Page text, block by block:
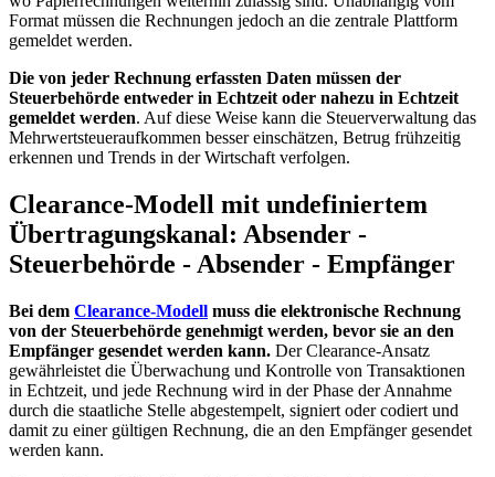
Format müssen die Rechnungen jedoch an die zentrale Plattform
gemeldet werden.
Die von jeder Rechnung erfassten Daten müssen der
Steuerbehörde entweder in Echtzeit oder nahezu in Echtzeit
gemeldet werden. Auf diese Weise kann die Steuerverwaltung das
Mehrwertsteueraufkommen besser einschätzen, Betrug frühzeitig
erkennen und Trends in der Wirtschaft verfolgen.
Clearance-Modell mit undefiniertem
Übertragungskanal: Absender -
Steuerbehörde - Absender - Empfänger
Bei dem Clearance-Modell muss die elektronische Rechnung
von der Steuerbehörde genehmigt werden, bevor sie an den
Empfänger gesendet werden kann. Der Clearance-Ansatz
gewährleistet die Überwachung und Kontrolle von Transaktionen
in Echtzeit, und jede Rechnung wird in der Phase der Annahme
durch die staatliche Stelle abgestempelt, signiert oder codiert und
damit zu einer gültigen Rechnung, die an den Empfänger gesendet
werden kann.